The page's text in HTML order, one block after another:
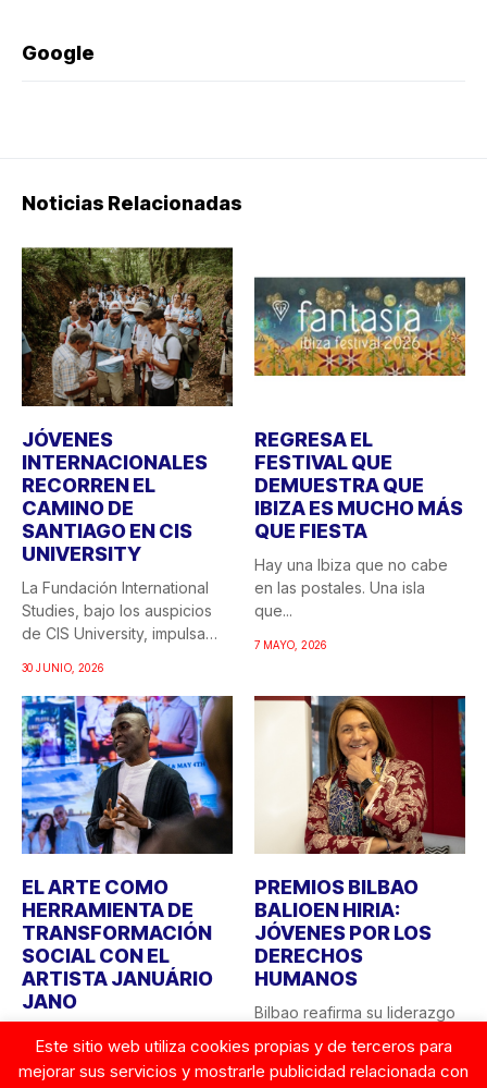
Google
Noticias Relacionadas
JÓVENES
INTERNACIONALES
RECORREN EL
CAMINO DE
SANTIAGO EN CIS
UNIVERSITY
La Fundación International
Studies, bajo los auspicios
de CIS University, impulsa
30 JUNIO, 2026
REGRESA EL
FESTIVAL QUE
DEMUESTRA QUE
IBIZA ES MUCHO MÁS
QUE FIESTA
Hay una Ibiza que no cabe
en las postales. Una isla
que...
7 MAYO, 2026
EL ARTE COMO
HERRAMIENTA DE
TRANSFORMACIÓN
SOCIAL CON EL
ARTISTA JANUÁRIO
JANO
Robert F. Kennedy Human
Rights Spain apuestan...
PREMIOS BILBAO
BALIOEN HIRIA:
JÓVENES POR LOS
DERECHOS
HUMANOS
Bilbao reafirma su liderazgo
con los valores
democráticos y...
Este sitio web utiliza cookies propias y de terceros para
mejorar sus servicios y mostrarle publicidad relacionada con